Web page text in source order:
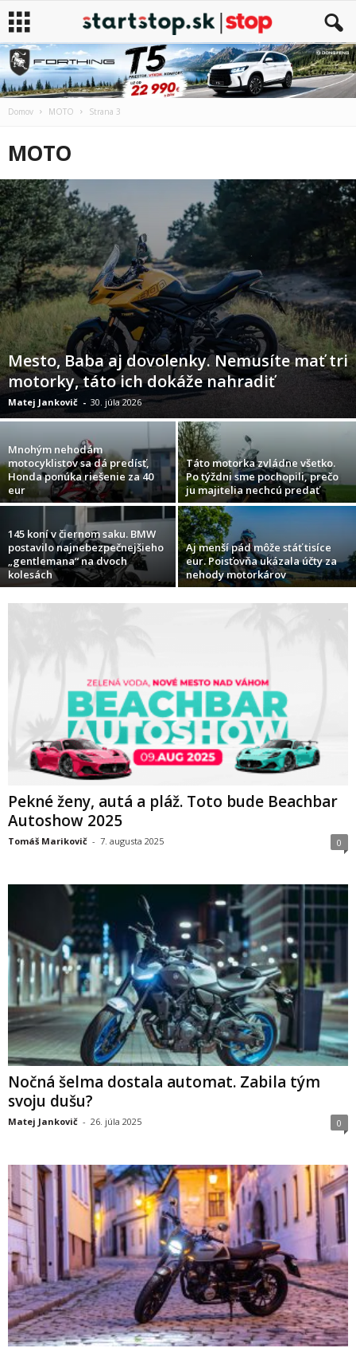
Domov MOTO Strana 3
MOTO
Mesto, Baba aj dovolenky. Nemusíte mať tri
motorky, táto ich dokáže nahradiť
Matej Jankovič - 30. júla 2026
Mnohým nehodám
motocyklistov sa dá predísť,
Honda ponúka riešenie za 40
eur
Táto motorka zvládne všetko.
Po týždni sme pochopili, prečo
ju majitelia nechcú predať
145 koní v čiernom saku. BMW
postavilo najnebezpečnejšieho
„gentlemana“ na dvoch
kolesách
Aj menší pád môže stáť tisíce
eur. Poisťovňa ukázala účty za
nehody motorkárov
Pekné ženy, autá a pláž. Toto bude Beachbar
Autoshow 2025
Tomáš Marikovič - 7. augusta 2025 0
Nočná šelma dostala automat. Zabila tým
svoju dušu?
Matej Jankovič - 26. júla 2025 0